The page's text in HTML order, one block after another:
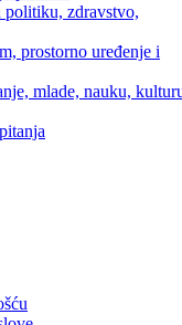
upravu i radne odnose
poslove
zdravstvo,
prostorno uređenje i
mlade, nauku,